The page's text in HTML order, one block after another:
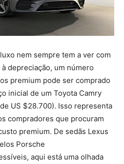
nem sempre tem a ver com
depreciação, um número
premium pode ser comprado
inicial de um Toyota Camry
US $28.700). Isso representa
compradores que procuram
premium. De sedãs Lexus
Porsche
aqui está uma olhada